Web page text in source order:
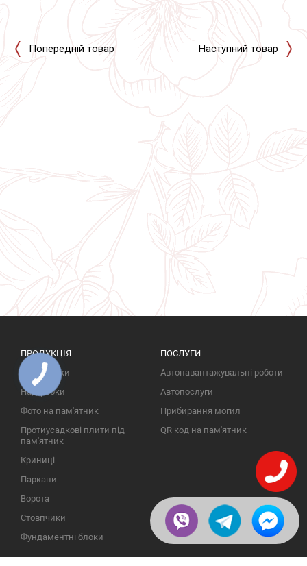
Попередній товар Наступний товар
ПРОДУКЦІЯ
Пам'ятники
Надгробки
Фото на пам'ятник
Протиусадкові плити під
пам'ятник
Криниці
Паркани
Ворота
Стовпчики
Фундаментні блоки
ПОСЛУГИ
Автонавантажувальні роботи
Автопослуги
Прибирання могил
QR код на пам'ятник